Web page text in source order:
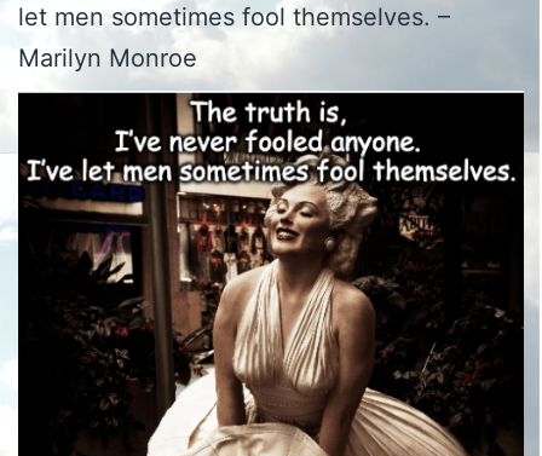
let men sometimes fool themselves. –
Marilyn Monroe